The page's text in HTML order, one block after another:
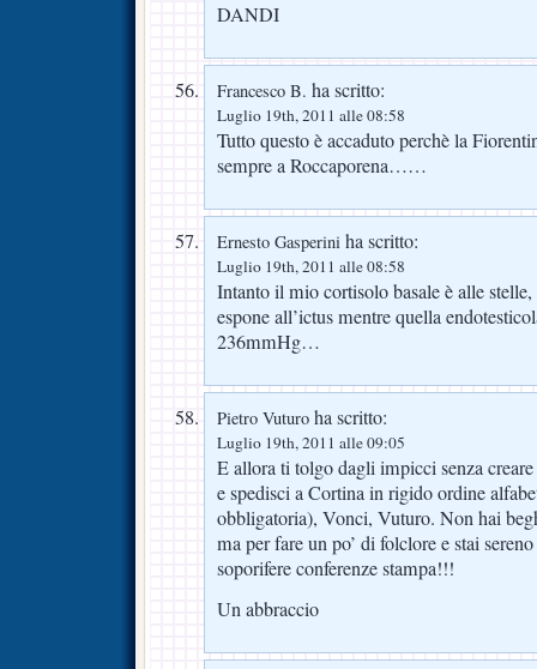
DANDI
Francesco B. ha scritto:
Luglio 19th, 2011 alle 08:58
Tutto questo è accaduto perchè la
sempre a Roccaporena……
Ernesto Gasperini ha scritto:
Luglio 19th, 2011 alle 08:58
Intanto il mio cortisolo basale è alle
espone all’ictus mentre quella
236mmHg…
Pietro Vuturo ha scritto:
Luglio 19th, 2011 alle 09:05
E allora ti tolgo dagli impicci senza
e spedisci a Cortina in rigido ordine
obbligatoria), Vonci, Vuturo. Non hai
ma per fare un po’ di folclore e stai
soporifere conferenze stampa!!!
Un abbraccio